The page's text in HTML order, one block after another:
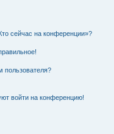
сейчас на конференции»?
пользователя?
войти на конференцию!